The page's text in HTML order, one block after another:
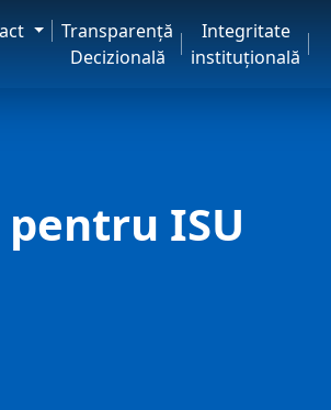
Transparență
Decizională
Integritate
instituțională
ISU